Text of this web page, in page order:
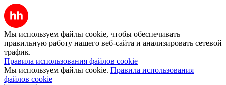
Мы используем файлы cookie, чтобы обеспечивать
правильную работу нашего веб-сайта и анализировать сетевой
трафик.
Правила использования файлов cookie
Мы используем файлы cookie. Правила использования
файлов cookie